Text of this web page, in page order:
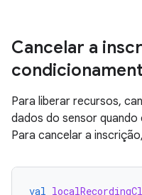
Cancelar a
Para liberar recursos,
dados do sensor quando
Para cancelar a
val